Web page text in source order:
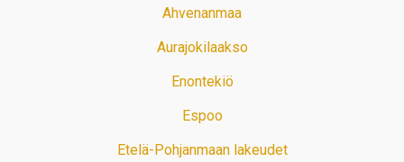
Ahvenanmaa
Aurajokilaakso
Enontekiö
Espoo
Etelä-Pohjanmaan lakeudet